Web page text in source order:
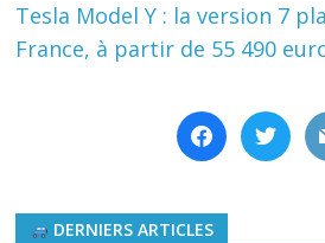
Tesla Model Y : la version 7
France, à partir de 55 490
facebooktwitter mail
DERNIERS ARTICLES